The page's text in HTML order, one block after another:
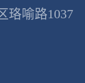
珞喻路1037